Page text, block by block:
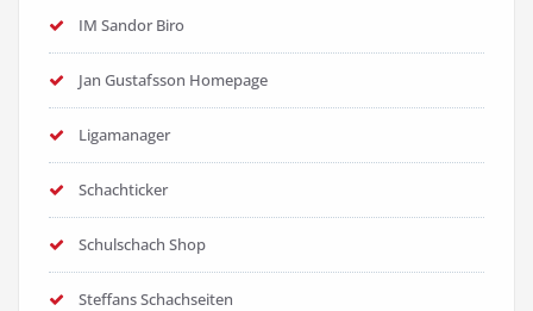
IM Sandor Biro
Jan Gustafsson Homepage
Ligamanager
Schachticker
Schulschach Shop
Steffans Schachseiten